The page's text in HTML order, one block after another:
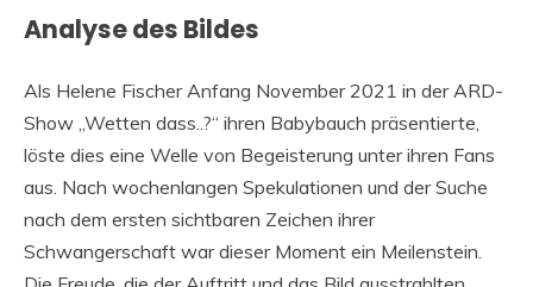
Analyse des Bildes
Als Helene Fischer Anfang November 2021 in der ARD-
Show „Wetten dass..?“ ihren Babybauch präsentierte,
löste dies eine Welle von Begeisterung unter ihren Fans
aus. Nach wochenlangen Spekulationen und der Suche
nach dem ersten sichtbaren Zeichen ihrer
Schwangerschaft war dieser Moment ein Meilenstein.